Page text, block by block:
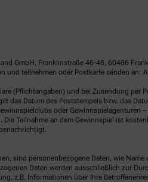
GmbH, Franklinstraße 46-48, 60486
und teilnehmen oder Postkarte senden
(Pflichtangaben) und bei Zusendung per
das Datum des Poststempels bzw. das
oder
Teilnahme an dem Gewinnspiel ist
sind personenbezogene Daten, wie
Daten werden ausschließlich zur
z.B. Informationen über Ihre